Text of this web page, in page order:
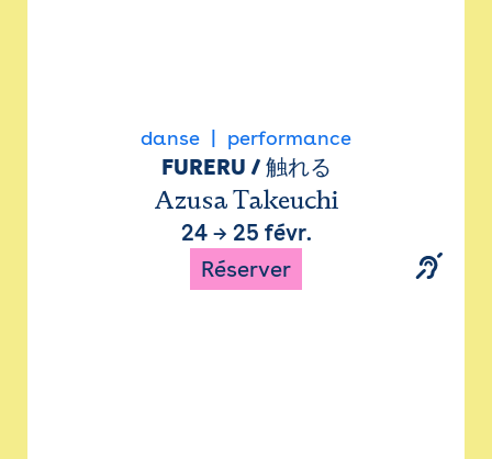
danse performance
FURERU / 触れる
Azusa Takeuchi
24→ 25 févr.
Réserver